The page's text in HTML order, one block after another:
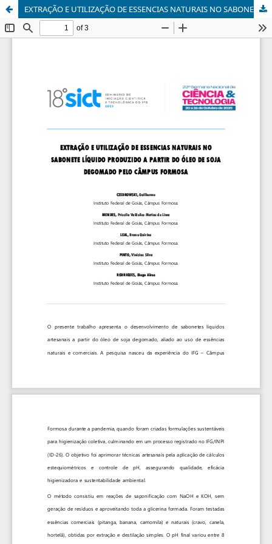
EXTRAÇÃO E UTILIZAÇÃO DE ESSENCIAS NATURAIS NO SABONETE LÍQUIDO PRODUZIDO A PARTIR DO ÓLEO DE SOJA DEGOMADO PELO CÂMPUS FORMOSA